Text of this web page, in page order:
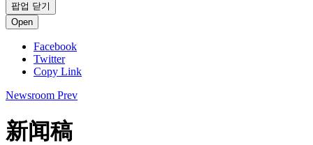
팝업 닫기
Open
Facebook
Twitter
Copy Link
Newsroom Prev
新闻稿